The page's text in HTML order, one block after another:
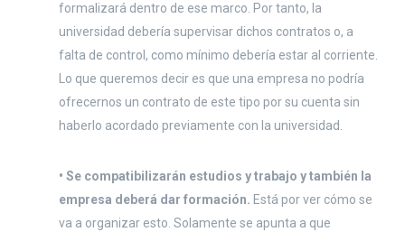
formalizará dentro de ese marco. Por tanto, la
universidad debería supervisar dichos contratos o, a
falta de control, como mínimo debería estar al corriente.
Lo que queremos decir es que una empresa no podría
ofrecernos un contrato de este tipo por su cuenta sin
haberlo acordado previamente con la universidad.
• Se compatibilizarán estudios y trabajo y también la
empresa deberá dar formación. Está por ver cómo se
va a organizar esto. Solamente se apunta a que